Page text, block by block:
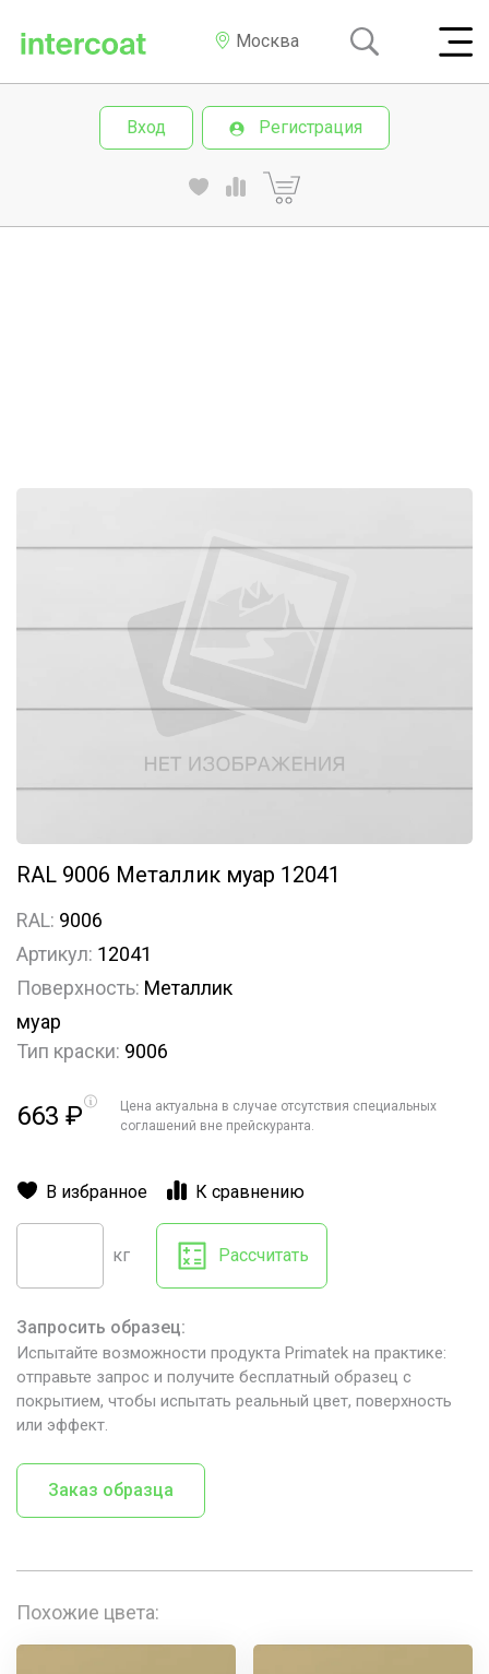
Москва
Вход Регистрация
RAL 9006 Металлик муар 12041
RAL: 9006
Артикул: 12041
Поверхность: Металлик
муар
Тип краски: 9006
663 ₽
Цена актуальна в случае отсутствия специальных
соглашений вне прейскуранта.
В избранное К сравнению
кг Рассчитать
Запросить образец:
Испытайте возможности продукта Primatek на практике:
отправьте запрос и получите бесплатный образец с
покрытием, чтобы испытать реальный цвет, поверхность
или эффект.
Заказ образца
Похожие цвета: